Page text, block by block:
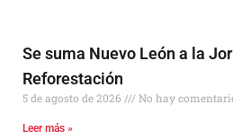
Se suma Nuevo León a la
Reforestación
5 de agosto de 2026 No hay
Leer más »